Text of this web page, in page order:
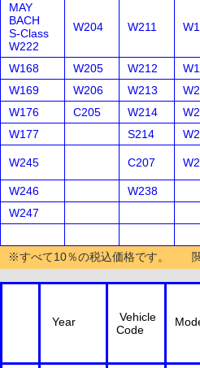
MAY
BACH
S-Class
W222
W204 W211
W168 W205 W212
W169
W206 W213
W176
C205 W214
W177
S214
W245 C207
W246 W238
W247
※すべて10％の税込価格です。 閲
Year
Vehicle
Code